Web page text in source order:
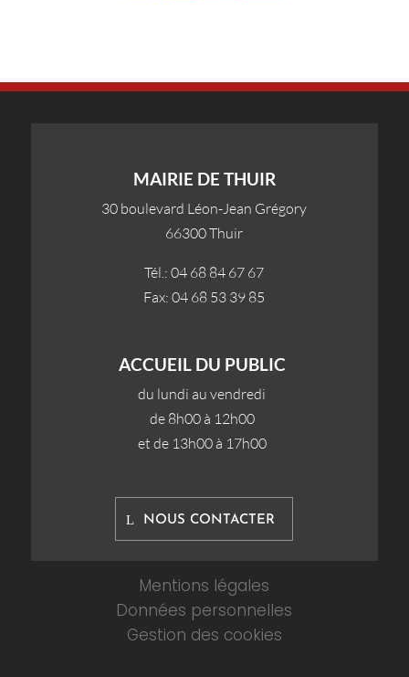
MAIRIE DE THUIR
30 boulevard Léon-Jean Grégory
66300 Thuir
Tél.: 04 68 84 67 67
Fax: 04 68 53 39 85
ACCUEIL DU PUBLIC
du lundi au vendredi
de 8h00 à 12h00
et de 13h00 à 17h00
NOUS CONTACTER
Mentions légales
Données personnelles
Gestion des cookies